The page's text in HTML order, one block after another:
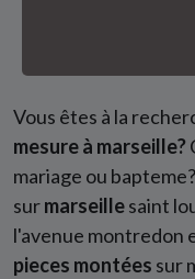
Vous êtes à la
mesure à marseille?
mariage ou
surmarseillesaint
l'avenue montredon
pieces montées sur